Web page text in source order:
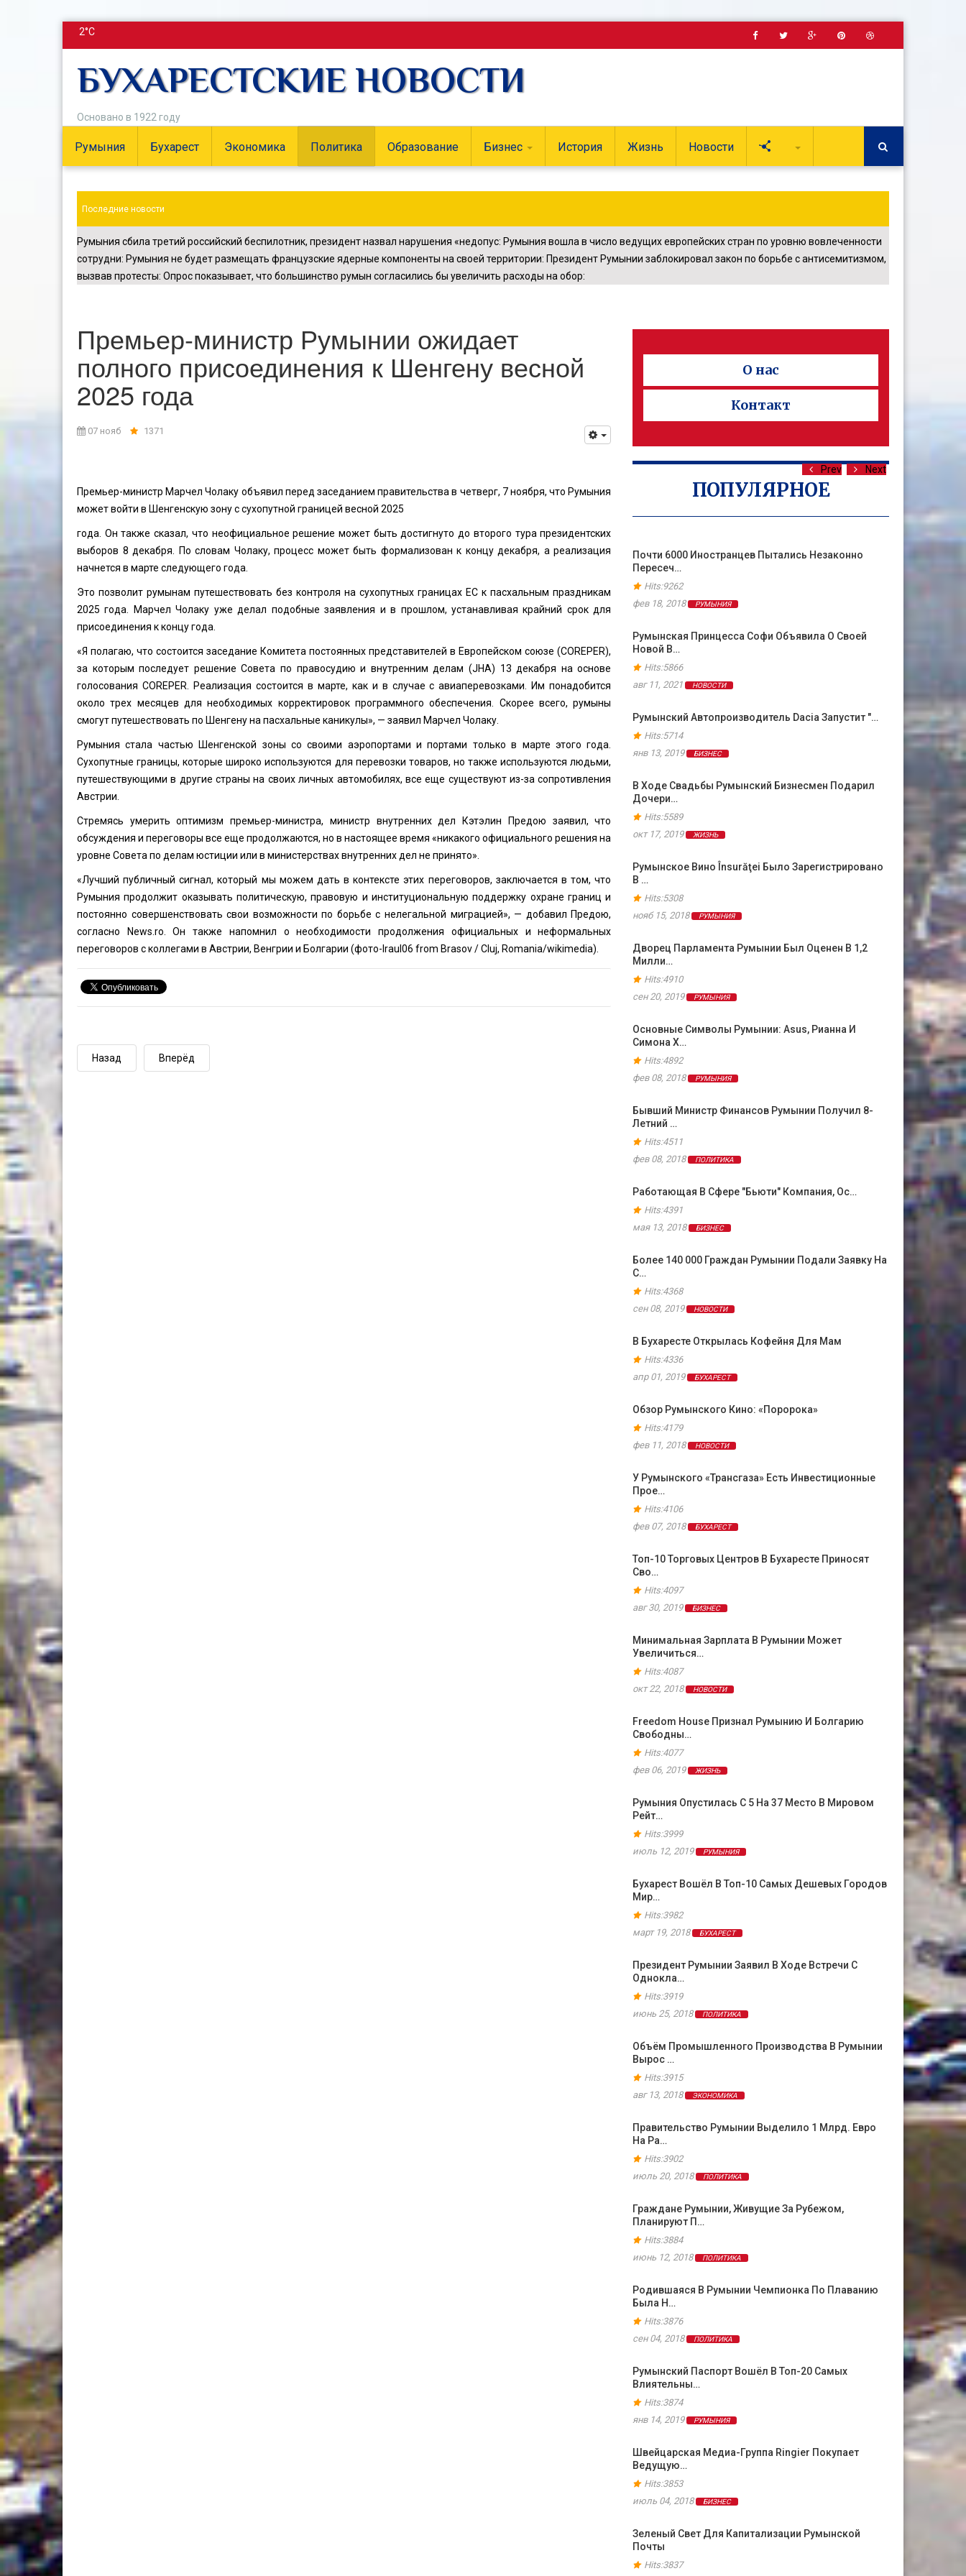
2°C
БУХАРЕСТСКИЕ НОВОСТИ
Основано в 1922 году
Румыния Бухарест Экономика Политика Образование Бизнес История Жизнь Новости
Последние новости
Румыния сбила третий российский беспилотник, президент назвал нарушения «недопус: Румыния вошла в число ведущих европейских стран по уровню вовлеченности
сотрудни: Румыния не будет размещать французские ядерные компоненты на своей территории: Президент Румынии заблокировал закон по борьбе с антисемитизмом,
вызвав протесты: Опрос показывает, что большинство румын согласились бы увеличить расходы на обор:
Премьер-министр Румынии ожидает
полного присоединения к Шенгену весной
2025 года
07 нояб 1371
Премьер-министр Марчел Чолаку объявил перед заседанием правительства в четверг, 7 ноября, что Румыния
может войти в Шенгенскую зону с сухопутной границей весной 2025
года. Он также сказал, что неофициальное решение может быть достигнуто до второго тура президентских
выборов 8 декабря. По словам Чолаку, процесс может быть формализован к концу декабря, а реализация
начнется в марте следующего года.
Это позволит румынам путешествовать без контроля на сухопутных границах ЕС к пасхальным праздникам
2025 года. Марчел Чолаку уже делал подобные заявления и в прошлом, устанавливая крайний срок для
присоединения к концу года.
«Я полагаю, что состоится заседание Комитета постоянных представителей в Европейском союзе (COREPER),
за которым последует решение Совета по правосудию и внутренним делам (JHA) 13 декабря на основе
голосования COREPER. Реализация состоится в марте, как и в случае с авиаперевозками. Им понадобится
около трех месяцев для необходимых корректировок программного обеспечения. Скорее всего, румыны
смогут путешествовать по Шенгену на пасхальные каникулы», — заявил Марчел Чолаку.
Румыния стала частью Шенгенской зоны со своими аэропортами и портами только в марте этого года.
Сухопутные границы, которые широко используются для перевозки товаров, но также используются людьми,
путешествующими в другие страны на своих личных автомобилях, все еще существуют из-за сопротивления
Австрии.
Стремясь умерить оптимизм премьер-министра, министр внутренних дел Кэтэлин Предою заявил, что
обсуждения и переговоры все еще продолжаются, но в настоящее время «никакого официального решения на
уровне Совета по делам юстиции или в министерствах внутренних дел не принято».
«Лучший публичный сигнал, который мы можем дать в контексте этих переговоров, заключается в том, что
Румыния продолжит оказывать политическую, правовую и институциональную поддержку охране границ и
постоянно совершенствовать свои возможности по борьбе с нелегальной миграцией», — добавил Предою,
согласно News.ro. Он также напомнил о необходимости продолжения официальных и неформальных
переговоров с коллегами в Австрии, Венгрии и Болгарии (фото- lraul06 from Brasov / Cluj, Romania/wikimedia).
Назад Вперёд
О нас
Контакт
ПОПУЛЯРНОЕ
Prev Next
Почти 6000 Иностранцев Пытались Незаконно
Пересеч…
Hits:9262
фев 18, 2018
РУМЫНИЯ
Румынская Принцесса Софи Объявила О Своей
Новой В…
Hits:5866
авг 11, 2021
НОВОСТИ
Румынский Автопроизводитель Dacia Запустит "…
Hits:5714
янв 13, 2019
БИЗНЕС
В Ходе Свадьбы Румынский Бизнесмен Подарил
Дочери…
Hits:5589
окт 17, 2019
ЖИЗНЬ
Румынское Вино Însurăţei Было Зарегистрировано
В …
Hits:5308
нояб 15, 2018
РУМЫНИЯ
Дворец Парламента Румынии Был Оценен В 1,2
Милли…
Hits:4910
сен 20, 2019
РУМЫНИЯ
Основные Символы Румынии: Asus, Рианна И
Симона Х…
Hits:4892
фев 08, 2018
РУМЫНИЯ
Бывший Министр Финансов Румынии Получил 8-
Летний …
Hits:4511
фев 08, 2018
ПОЛИТИКА
Работающая В Сфере "бьюти" Компания, Ос…
Hits:4391
мая 13, 2018
БИЗНЕС
Более 140 000 Граждан Румынии Подали Заявку На
С…
Hits:4368
сен 08, 2019
НОВОСТИ
В Бухаресте Открылась Кофейня Для Мам
Hits:4336
апр 01, 2019
БУХАРЕСТ
Обзор Румынского Кино: «Поророка»
Hits:4179
фев 11, 2018
НОВОСТИ
У Румынского «Трансгаза» Есть Инвестиционные
Прое…
Hits:4106
фев 07, 2018
БУХАРЕСТ
Топ-10 Торговых Центров В Бухаресте Приносят
Сво…
Hits:4097
авг 30, 2019
БИЗНЕС
Минимальная Зарплата В Румынии Может
Увеличиться…
Hits:4087
окт 22, 2018
НОВОСТИ
Freedom House Признал Румынию И Болгарию
Свободны…
Hits:4077
фев 06, 2019
ЖИЗНЬ
Румыния Опустилась С 5 На 37 Место В Мировом
Рейт…
Hits:3999
июль 12, 2019
РУМЫНИЯ
Бухарест Вошёл В Топ-10 Самых Дешевых Городов
Мир…
Hits:3982
март 19, 2018
БУХАРЕСТ
Президент Румынии Заявил В Ходе Встречи С
Однокла…
Hits:3919
июнь 25, 2018
ПОЛИТИКА
Объём Промышленного Производства В Румынии
Вырос …
Hits:3915
авг 13, 2018
ЭКОНОМИКА
Правительство Румынии Выделило 1 Млрд. Евро
На Ра…
Hits:3902
июль 20, 2018
ПОЛИТИКА
Граждане Румынии, Живущие За Рубежом,
Планируют П…
Hits:3884
июнь 12, 2018
ПОЛИТИКА
Родившаяся В Румынии Чемпионка По Плаванию
Была Н…
Hits:3876
сен 04, 2018
ПОЛИТИКА
Румынский Паспорт Вошёл В Топ-20 Самых
Влиятельны…
Hits:3874
янв 14, 2019
РУМЫНИЯ
Швейцарская Медиа-Группа Ringier Покупает
Ведущую…
Hits:3853
июль 04, 2018
БИЗНЕС
Зеленый Свет Для Капитализации Румынской
Почты
Hits:3837